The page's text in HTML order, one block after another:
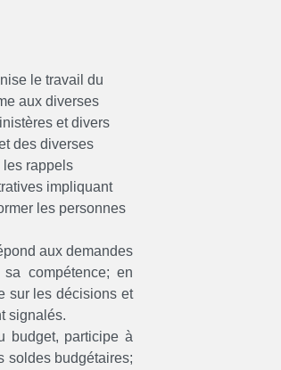
le travail du
aux diverses
et divers
des diverses
les rappels
impliquant
les personnes
aux demandes
sa compétence; en
sur les décisions et
signalés.
budget, participe à
soldes budgétaires;